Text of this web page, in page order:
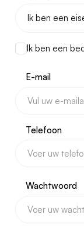
Ik ben een
E-mail
Telefoon
Wachtwoord